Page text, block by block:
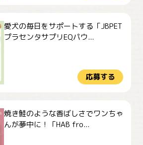
愛犬の毎日をサポートする「JBPET
プラセンタサプリEQパウ...
応募する
焼き鮭のような香ばしさでワンちゃ
んが夢中に！「HAB fro...